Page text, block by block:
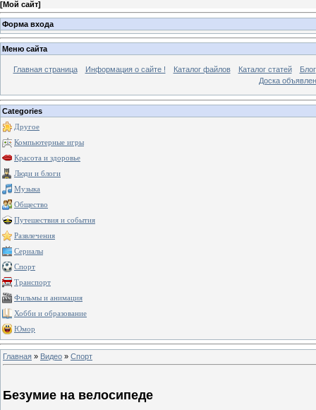
[Мой сайт]
Форма входа
Меню сайта
Главная страница Информация о сайте ! Каталог файлов Каталог статей
Блог
Доска
Categories
Другое
Компьютерные игры
Красота и здоровье
Люди и блоги
Музыка
Общество
Путешествия и события
Развлечения
Сериалы
Спорт
Транспорт
Фильмы и анимация
Хобби и образование
Юмор
Главная » Видео » Спорт
Безумие на велосипеде